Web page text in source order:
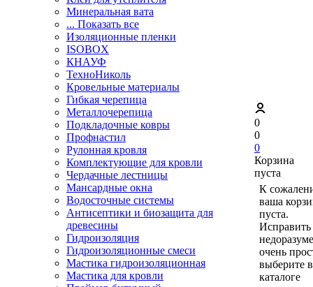
Минеральная вата
... Показать все
Изоляционные пленки
ISOBOX
КНАУФ
ТехноНиколь
Кровельные материалы
Гибкая черепица
Металлочерепица
Подкладочные ковры
Профнастил
Рулонная кровля
Комплектующие для кровли
Чердачные лестницы
Мансардные окна
Водосточные системы
Антисептики и биозащита для
древесины
Гидроизоляция
Гидроизоляционные смеси
Мастика гидроизоляционная
Мастика для кровли
0
0
0
Корзина
пуста
К
ваша
пуста.
Исправить
очень
выберите в
каталоге